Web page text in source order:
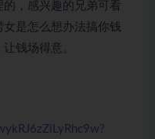
人场满意，让钱场得意。